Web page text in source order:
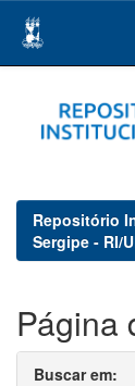
navigation
Repositório
Sergipe - RI/
Página
Buscar em: